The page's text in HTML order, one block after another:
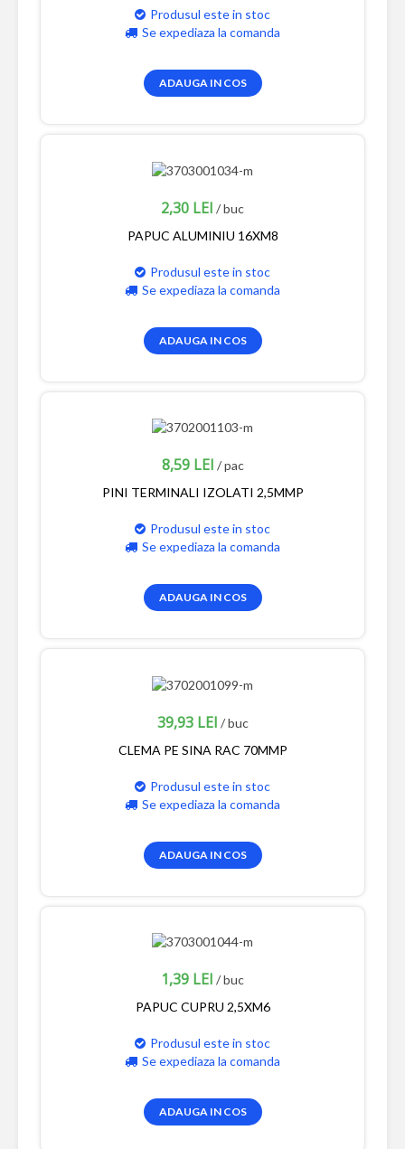
Produsul este in stoc
Se expediaza la comanda
ADAUGA IN COS
2,30 LEI / buc
PAPUC ALUMINIU 16XM8
Produsul este in stoc
Se expediaza la comanda
ADAUGA IN COS
8,59 LEI / pac
PINI TERMINALI IZOLATI 2,5MMP
Produsul este in stoc
Se expediaza la comanda
ADAUGA IN COS
39,93 LEI / buc
CLEMA PE SINA RAC 70MMP
Produsul este in stoc
Se expediaza la comanda
ADAUGA IN COS
1,39 LEI / buc
PAPUC CUPRU 2,5XM6
Produsul este in stoc
Se expediaza la comanda
ADAUGA IN COS